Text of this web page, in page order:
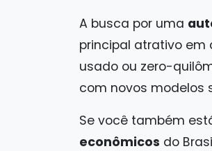
A busca por uma
principal atrativo em
usado ou zero-
com novos modelos
Se você também
econômicos do